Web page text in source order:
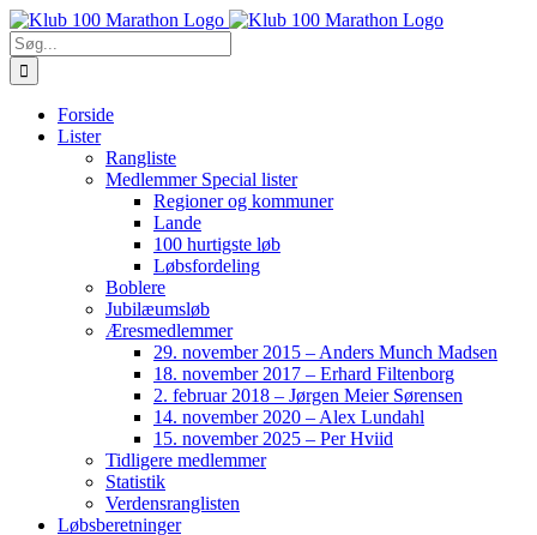
Skip
to
content
Søg
efter:
Forside
Lister
Rangliste
Medlemmer Special lister
Regioner og kommuner
Lande
100 hurtigste løb
Løbsfordeling
Boblere
Jubilæumsløb
Æresmedlemmer
29. november 2015 – Anders Munch Madsen
18. november 2017 – Erhard Filtenborg
2. februar 2018 – Jørgen Meier Sørensen
14. november 2020 – Alex Lundahl
15. november 2025 – Per Hviid
Tidligere medlemmer
Statistik
Verdensranglisten
Løbsberetninger